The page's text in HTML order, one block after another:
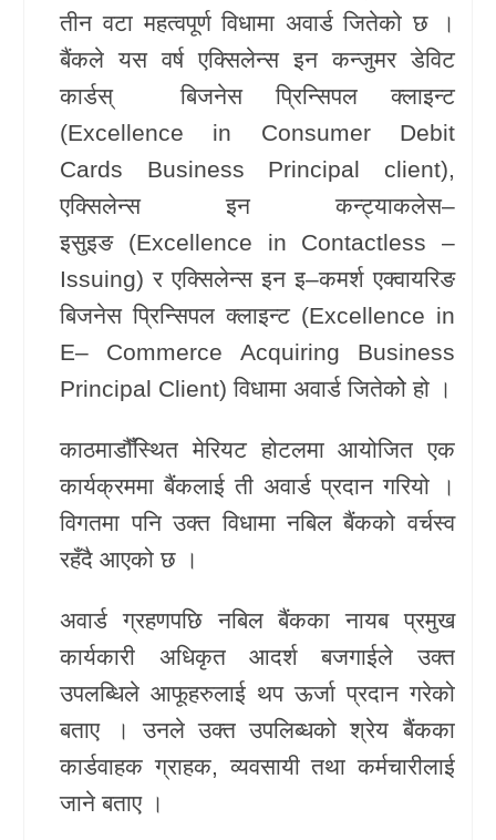
Unicode
तीन वटा महत्वपूर्ण विधामा अवार्ड जितेको छ ।
बैंकले यस वर्ष एक्सिलेन्स इन कन्जुमर डेविट
कार्डस् बिजनेस प्रिन्सिपल क्लाइन्ट
(Excellence in Consumer Debit
Cards Business Principal client),
एक्सिलेन्स इन कन्ट्याकलेस–
इसुइङ (Excellence in Contactless –
Issuing) र एक्सिलेन्स इन इ–कमर्श एक्वायरिङ
बिजनेस प्रिन्सिपल क्लाइन्ट (Excellence in
E– Commerce Acquiring Business
Principal Client) विधामा अवार्ड जितेकोे हो ।
काठमाडौँस्थित मेरियट होटलमा आयोजित एक
कार्यक्रममा बैंकलाई ती अवार्ड प्रदान गरियो ।
विगतमा पनि उक्त विधामा नबिल बैंकको वर्चस्व
रहँदै आएको छ ।
अवार्ड ग्रहणपछि नबिल बैंकका नायब प्रमुख
कार्यकारी अधिकृत आदर्श बजगाईले उक्त
उपलब्धिले आफूहरुलाई थप ऊर्जा प्रदान गरेको
बताए । उनले उक्त उपलिब्धको श्रेय बैंकका
कार्डवाहक ग्राहक, व्यवसायी तथा कर्मचारीलाई
जाने बताए ।